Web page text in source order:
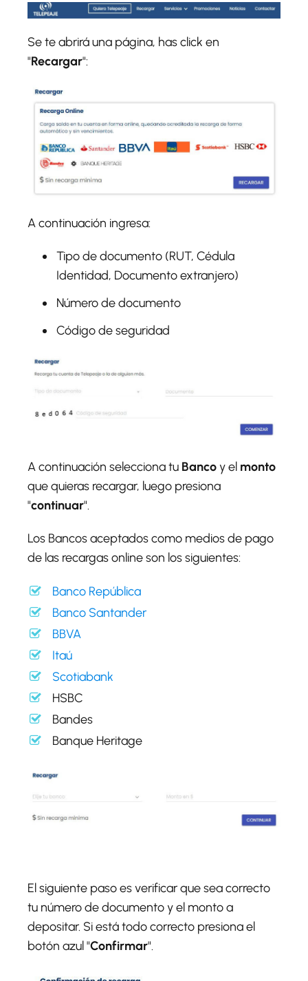
Se te abrirá una página, has click en
"Recargar":
A continuación ingresa:
Tipo de documento (RUT, Cédula
Identidad, Documento extranjero)
Número de documento
Código de seguridad
A continuación selecciona tu Bancoy el monto
que quieras recargar, luego presiona
"continuar".
Los Bancos aceptados como medios de pago
de las recargas online son los siguientes:
Banco República
Banco Santander
BBVA
Itaú
Scotiabank
HSBC
Bandes
Banque Heritage
El siguiente paso es verificar que sea correcto
tu número de documento y el monto a
depositar. Si está todo correcto presiona el
botón azul "Confirmar".